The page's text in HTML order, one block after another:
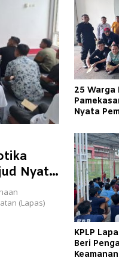
Nyata
(Lapas)
25 Warga
Nyata
KPLP
Beri